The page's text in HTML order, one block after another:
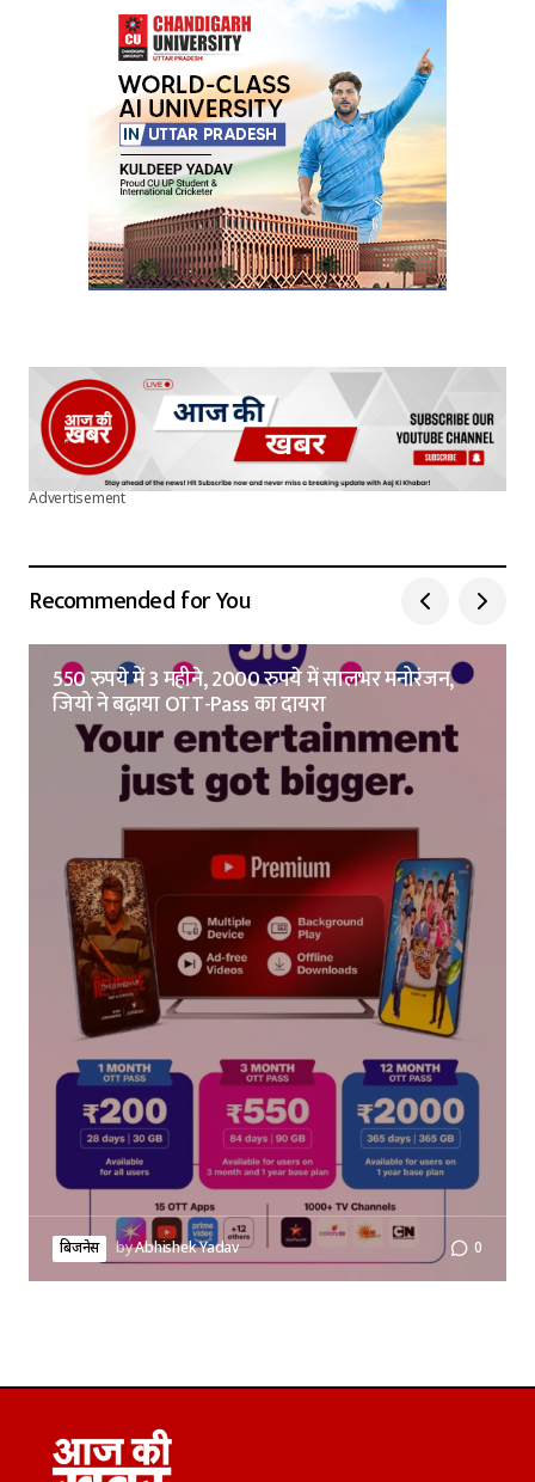
Advertisement
Recommended for You
550 रुपये में 3 महीने, 2000 रुपये में सालभर मनोरंजन,
जियो ने बढ़ाया OTT-Pass का दायरा
बिजनेस byAbhishek Yadav 0